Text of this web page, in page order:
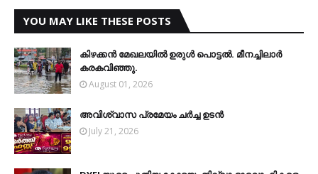
YOU MAY LIKE THESE POSTS
കിഴക്കന്‍ മേഖലയില്‍ ഉരുള്‍ പൊട്ടല്‍. മീനച്ചിലാര്‍
കരകവിഞ്ഞു.
August 01, 2026
അവിശ്വാസ പ്രമേയം ചര്‍ച്ച ഉടന്‍
July 21, 2026